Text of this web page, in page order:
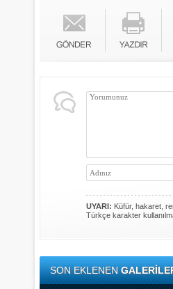
UYARI: Küfür, hakaret,
Türkçe karakter
SON EKLENEN